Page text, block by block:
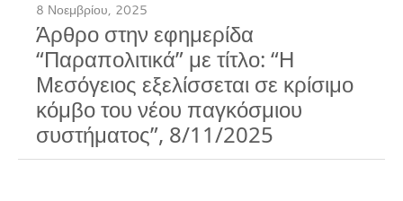
8 Νοεμβρίου, 2025
Άρθρο στην εφημερίδα
“Παραπολιτικά” με τίτλο: “Η
Μεσόγειος εξελίσσεται σε κρίσιμο
κόμβο του νέου παγκόσμιου
συστήματος”, 8/11/2025